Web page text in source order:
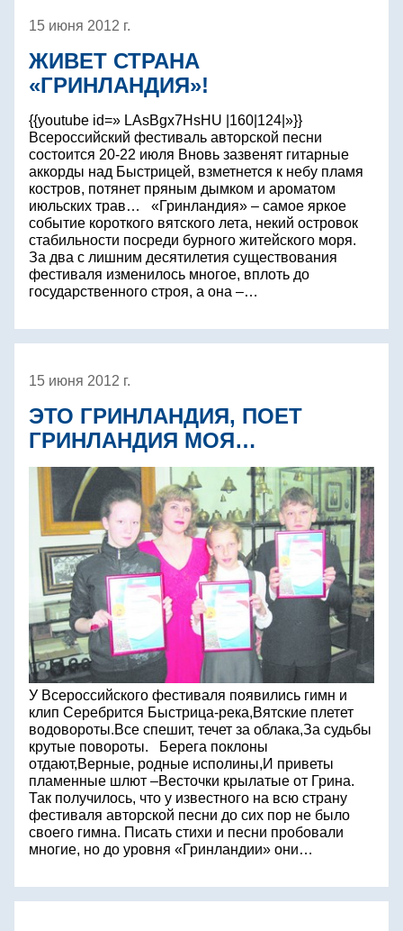
15 июня 2012 г.
ЖИВЕТ СТРАНА
«ГРИНЛАНДИЯ»!
{{youtube id=» LAsBgx7HsHU |160|124|»}}
Всероссийский фестиваль авторской песни
состоится 20-22 июля Вновь зазвенят гитарные
аккорды над Быстрицей, взметнется к небу пламя
костров, потянет пряным дымком и ароматом
июльских трав… «Гринландия» – самое яркое
событие короткого вятского лета, некий островок
стабильности посреди бурного житейского моря.
За два с лишним десятилетия существования
фестиваля изменилось многое, вплоть до
государственного строя, а она –…
15 июня 2012 г.
ЭТО ГРИНЛАНДИЯ, ПОЕТ
ГРИНЛАНДИЯ МОЯ…
У Всероссийского фестиваля появились гимн и
клип Серебрится Быстрица-река,Вятские плетет
водовороты.Все спешит, течет за облака,За судьбы
крутые повороты. Берега поклоны
отдают,Верные, родные исполины,И приветы
пламенные шлют –Весточки крылатые от Грина.
Так получилось, что у известного на всю страну
фестиваля авторской песни до сих пор не было
своего гимна. Писать стихи и песни пробовали
многие, но до уровня «Гринландии» они…